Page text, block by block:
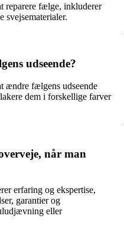
reparere fælge, inkluderer
svejsematerialer.
udseende?
ændre fælgens udseende
dem i forskellige farver
når man
erfaring og ekspertise,
garantier og
eller